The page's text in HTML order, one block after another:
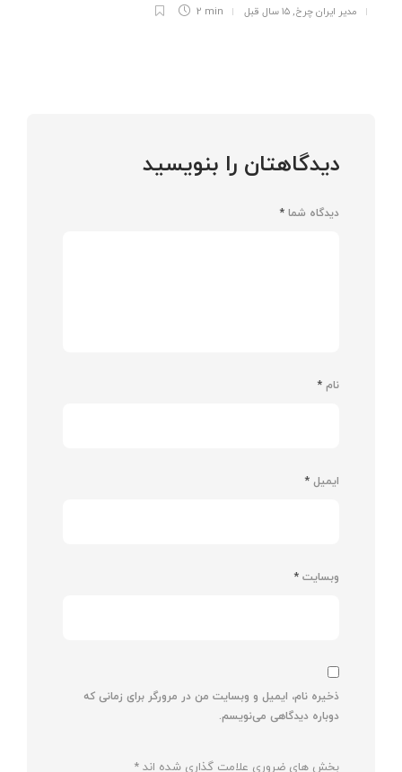
مدیر ایران چرخ, ۱۵ سال قبل 2 min
دیدگاهتان را بنویسید
دیدگاه شما *
نام *
ایمیل *
وبسایت *
ذخیره نام، ایمیل و وبسایت من در مرورگر برای زمانی که
دوباره دیدگاهی می‌نویسم.
بخش های ضروری علامت گذاری شده اند *